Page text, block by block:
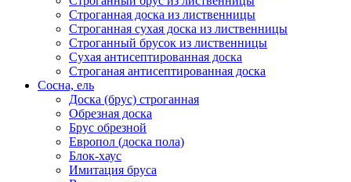
Строганная доска из лиственницы
Строганная сухая доска из лиственницы
Строганный брусок из лиственницы
Сухая антисептированная доска
Строганая антисептированная доска
Сосна, ель
Доска (брус) строганная
Обрезная доска
Брус обрезной
Европол (доска пола)
Блок-хаус
Имитация бруса